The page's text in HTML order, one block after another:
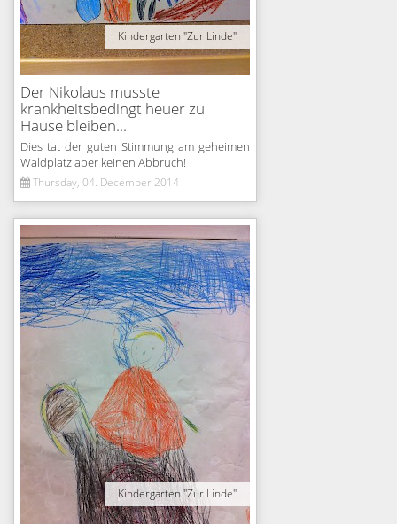
Kindergarten "Zur Linde"
Der Nikolaus musste
krankheitsbedingt heuer zu
Hause bleiben...
Dies tat der guten Stimmung am geheimen
Waldplatz aber keinen Abbruch!
Thursday, 04. December 2014
Kindergarten "Zur Linde"